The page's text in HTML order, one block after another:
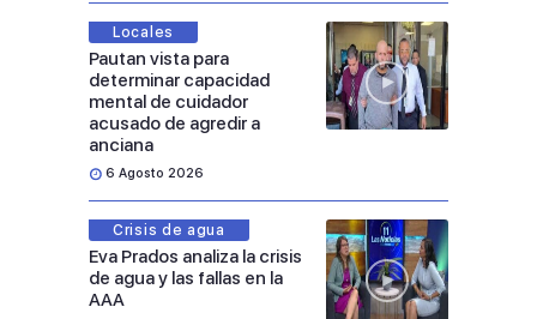
Locales
Pautan vista para
determinar capacidad
mental de cuidador
acusado de agredir a
anciana
6 Agosto 2026
Crisis de agua
Eva Prados analiza la crisis
de agua y las fallas en la
AAA